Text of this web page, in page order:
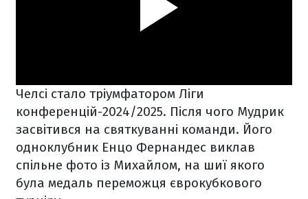
Челсі стало тріумфатором Ліги
конференцій-2024/2025. Після чого Мудрик
засвітився на святкуванні команди. Його
одноклубник Енцо Фернандес виклав
спільне фото із Михайлом, на шиї якого
була медаль переможця єврокубкового